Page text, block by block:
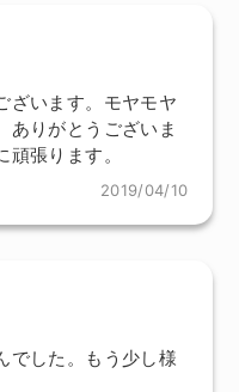
ざいます。モヤモヤ
ありがとうございま
張ります。
2019/04/10
でした。もう少し様